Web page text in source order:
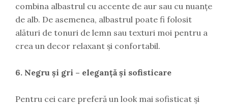
combina albastrul cu accente de aur sau cu nuanțe
de alb. De asemenea, albastrul poate fi folosit
alături de tonuri de lemn sau texturi moi pentru a
crea un decor relaxant și confortabil.
6. Negru și gri – eleganță și sofisticare
Pentru cei care preferă un look mai sofisticat și